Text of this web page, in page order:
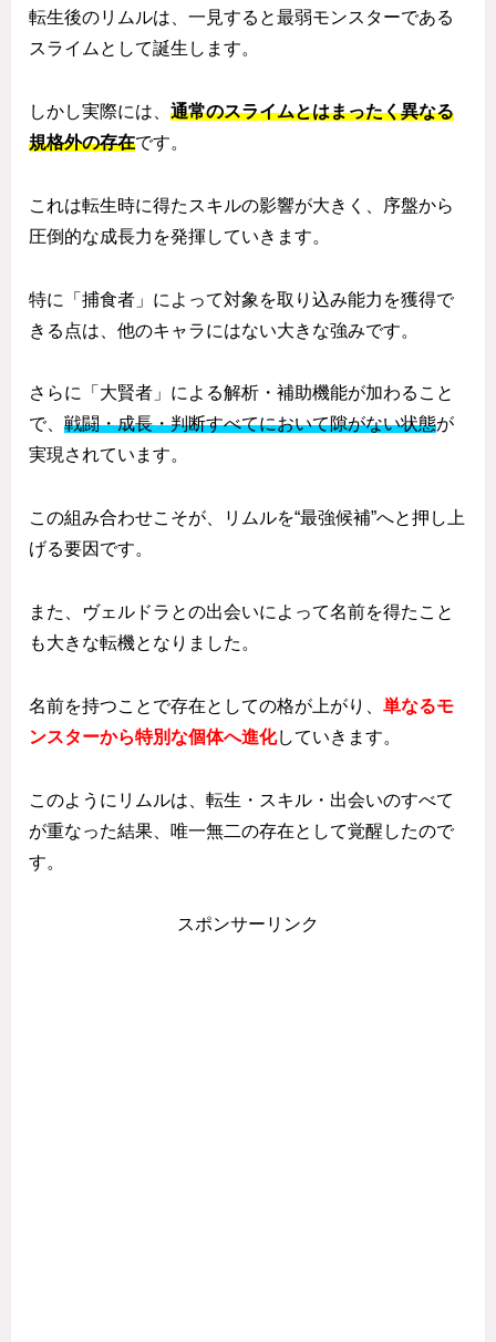
転生後のリムルは、一見すると最弱モンスターである
スライムとして誕生します。
しかし実際には、 通常のスライムとはまったく異なる
規格外の存在です。
これは転生時に得たスキルの影響が大きく、序盤から
圧倒的な成長力を発揮していきます。
特に「捕食者」によって対象を取り込み能力を獲得で
きる点は、他のキャラにはない大きな強みです。
さらに「大賢者」による解析・補助機能が加わること
で、 戦闘・成長・判断すべてにおいて隙がない状態が
実現されています。
この組み合わせこそが、リムルを“最強候補”へと押し上
げる要因です。
また、ヴェルドラとの出会いによって名前を得たこと
も大きな転機となりました。
名前を持つことで存在としての格が上がり、 単なるモ
ンスターから特別な個体へ進化していきます。
このようにリムルは、転生・スキル・出会いのすべて
が重なった結果、唯一無二の存在として覚醒したので
す。
スポンサーリンク